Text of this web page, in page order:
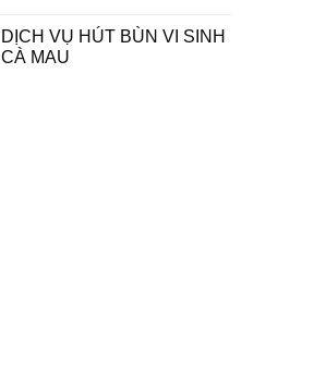
DỊCH VỤ HÚT BÙN VI SINH
CÀ MAU